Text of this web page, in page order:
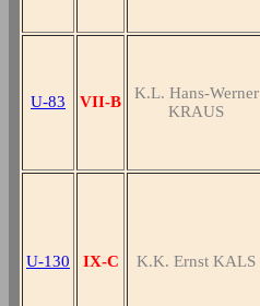
U-83 VII-B
K.L. Hans-Werner
KRAUS
U-130 IX-C K.K. Ernst KALS